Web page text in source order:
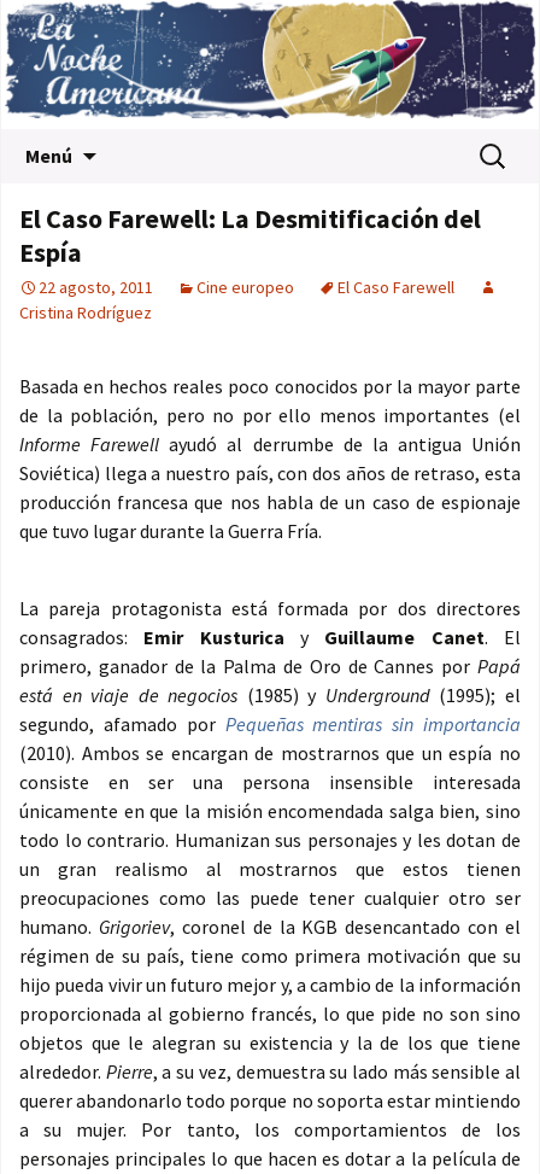
Menú Buscar:
El Caso Farewell: La Desmitificación del
Espía
22 agosto, 2011 Cine europeo
El Caso Farewell
Cristina Rodríguez
Basada en hechos reales poco conocidos por la mayor parte
de la población, pero no por ello menos importantes (el
Informe Farewell ayudó al derrumbe de la antigua Unión
Soviética) llega a nuestro país, con dos años de retraso, esta
producción francesa que nos habla de un caso de espionaje
que tuvo lugar durante la Guerra Fría.
La pareja protagonista está formada por dos directores
consagrados: Emir Kusturica y Guillaume Canet. El
primero, ganador de la Palma de Oro de Cannes por Papá
está en viaje de negocios (1985) y Underground (1995); el
segundo, afamado por Pequeñas mentiras sin importancia
(2010). Ambos se encargan de mostrarnos que un espía no
consiste en ser una persona insensible interesada
únicamente en que la misión encomendada salga bien, sino
todo lo contrario. Humanizan sus personajes y les dotan de
un gran realismo al mostrarnos que estos tienen
preocupaciones como las puede tener cualquier otro ser
humano. Grigoriev, coronel de la KGB desencantado con el
régimen de su país, tiene como primera motivación que su
hijo pueda vivir un futuro mejor y, a cambio de la información
proporcionada al gobierno francés, lo que pide no son sino
objetos que le alegran su existencia y la de los que tiene
alrededor. Pierre, a su vez, demuestra su lado más sensible al
querer abandonarlo todo porque no soporta estar mintiendo
a su mujer. Por tanto, los comportamientos de los
personajes principales lo que hacen es dotar a la película de